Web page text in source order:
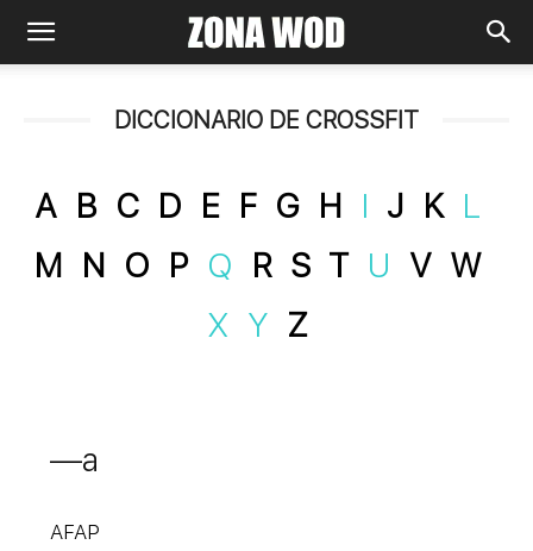
DICCIONARIO DE CROSSFIT
A B C D E F G H I J K L
M N O P Q R S T U V W
XY Z
—a
AFAP